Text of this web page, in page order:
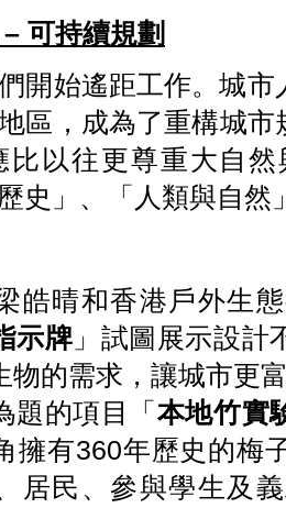
可持續規劃
開始遙距工作。城
區，成為了重構城
比以往更尊重大自
史」、「人類與自然
皓晴和香港戶外生
示牌 」試圖展示設計
物的需求，讓城市更
題的項目「 本地竹實
擁有360年歷史的梅
居民、參與學生及